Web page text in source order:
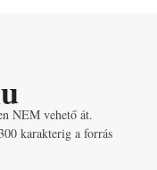
NEM vehető át.
karakterig a forrás